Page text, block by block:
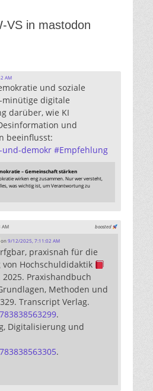
VS in mastodon
AM
und soziale
minütige digitale
darüber, wie KI
und
beeinflusst:
demokr #Empfehlung
– Gemeinschaft stärken
wirken eng zusammen. Nur wer versteht,
was wichtig ist, um Verantwortung zu
boosted
on9/12/2025, 7:11:02 AM
praxisnah für die
Hochschuldidaktik
2025. Praxishandbuch
Methoden und
Transcript Verlag.
.
Digitalisierung und
.